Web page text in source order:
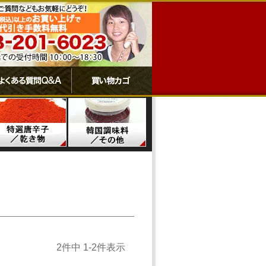
2件中 1-2件表示